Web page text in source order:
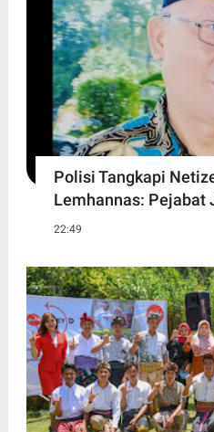
Polisi Tangkapi
Lemhannas: Pejabat
22:49